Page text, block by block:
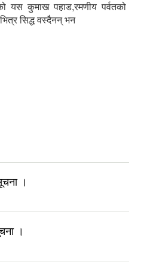
यस कुमाख पहाड,रमणीय पर्वतको
सिद्ध वस्दैनन् भन
।
।